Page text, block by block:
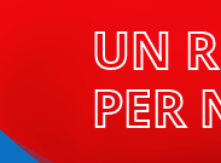
UN
PER